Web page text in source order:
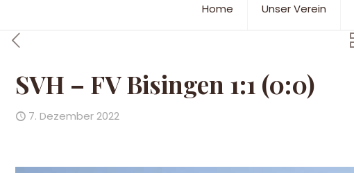
Home Unser Verein
SVH – FV Bisingen 1:1 (0:0)
7. Dezember 2022